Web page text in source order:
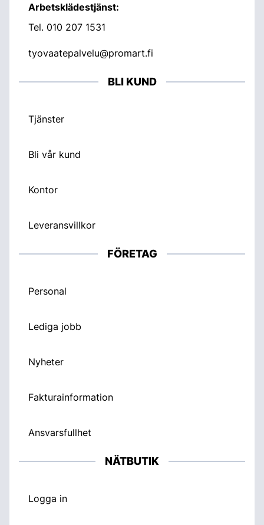
Arbetsklädestjänst:
Tel. 010 207 1531
tyovaatepalvelu@promart.fi
BLI KUND
Tjänster
Bli vår kund
Kontor
Leveransvillkor
FÖRETAG
Personal
Lediga jobb
Nyheter
Fakturainformation
Ansvarsfullhet
NÄTBUTIK
Logga in